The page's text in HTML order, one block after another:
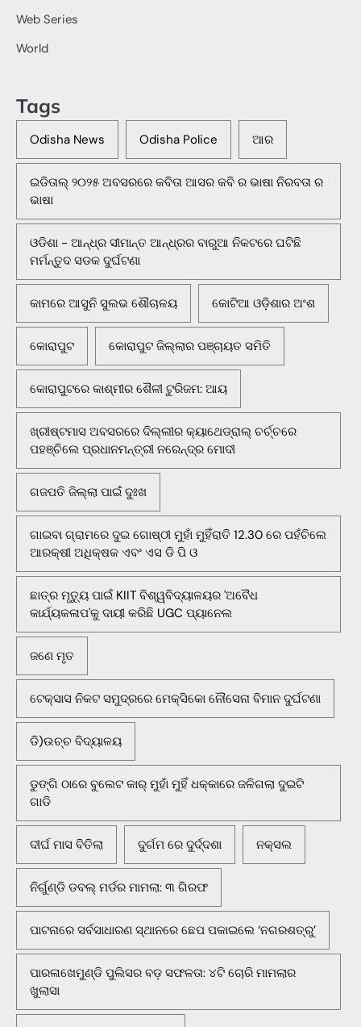
Web Series
World
Tags
Odisha News Odisha Police ଆର
ଇଡିତାଲ୍ ୨୦୨୫ ଅବସରରେ କବିତା ଆସର କବି ର ଭାଷା ନିରବତା ର
ଭାଷା
ଓଡିଶା - ଆନ୍ଧ୍ର ସୀମାନ୍ତ ଆନ୍ଧ୍ରର ବାରୁଆ ନିକଟରେ ଘଟିଛି
ମର୍ମନ୍ତୁଦ ସଡକ ଦୁର୍ଘଟଣା
କାମରେ ଆସୁନି ସୁଲଭ ଶୌଚାଳୟ କୋଟିଆ ଓଡ଼ିଶାର ଅଂଶ
କୋରାପୁଟ କୋରାପୁଟ ଜିଲ୍ଲାର ପଞ୍ଚାୟତ ସମିତି
କୋରାପୁଟରେ କାଶ୍ମୀର ଶୈଳୀ ଟୁରିଜମ: ଆୟ
ଖ୍ରୀଷ୍ଟମାସ ଅବସରରେ ଦିଲ୍ଲୀର କ୍ୟାଥେଡ୍ରାଲ୍ ଚର୍ଚ୍ଚରେ
ପହଞ୍ଚିଲେ ପ୍ରଧାନମନ୍ତ୍ରୀ ନରେନ୍ଦ୍ର ମୋଦୀ
ଗଜପତି ଜିଲ୍ଲା ପାଇଁ ଦୁଃଖ
ଗାଇବା ଗ୍ରାମରେ ଦୁଇ ଗୋଷ୍ଠୀ ମୁହାଁ ମୁହିଁରାତି 12.30 ରେ ପହଁଚିଲେ
ଆରକ୍ଷୀ ଅଧିକ୍ଷକ ଏବଂ ଏସ ଡି ପି ଓ
ଛାତ୍ର ମୃତ୍ୟୁ ପାଇଁ KIIT ବିଶ୍ୱବିଦ୍ୟାଳୟର 'ଅବୈଧ
କାର୍ଯ୍ୟକଳାପ'କୁ ଦାୟୀ କରିଛି UGC ପ୍ୟାନେଲ
ଜଣେ ମୃତ
ଟେକ୍ସାସ ନିକଟ ସମୁଦ୍ରରେ ମେକ୍ସିକୋ ନୌସେନା ବିମାନ ଦୁର୍ଘଟଣା
ଡି)ଉଚ୍ଚ ବିଦ୍ୟାଳୟ
ଡୁଙ୍ଗି ଠାରେ ବୁଲେଟ କାର୍ ମୁହାଁ ମୁହିଁ ଧକ୍କାରେ ଜଳିଗଲା ଦୁଇଟି
ଗାଡି
ଦୀର୍ଘ ମାସ ବିତିଲା ଦୁର୍ଗମ ରେ ଦୁର୍ଦ୍ଦଶା ନକ୍ସଲ
ନିର୍ଗୁଣ୍ଡି ଡବଲ୍ ମର୍ଡର ମାମଲା: ୩ ଗିରଫ
ପାଟନାରେ ସର୍ବସାଧାରଣ ସ୍ଥାନରେ ଛେପ ପକାଇଲେ ‘ନଗରଶତ୍ରୁ’
ପାରଳାଖେମୁଣ୍ଡି ପୁଲିସର ବଡ଼ ସଫଳତା: ୪ଟି ଚୋରି ମାମଲାର
ଖୁଲାସା